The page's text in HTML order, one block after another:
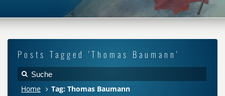
Posts Tagged 'Thomas Baumann'
Home Tag: Thomas Baumann